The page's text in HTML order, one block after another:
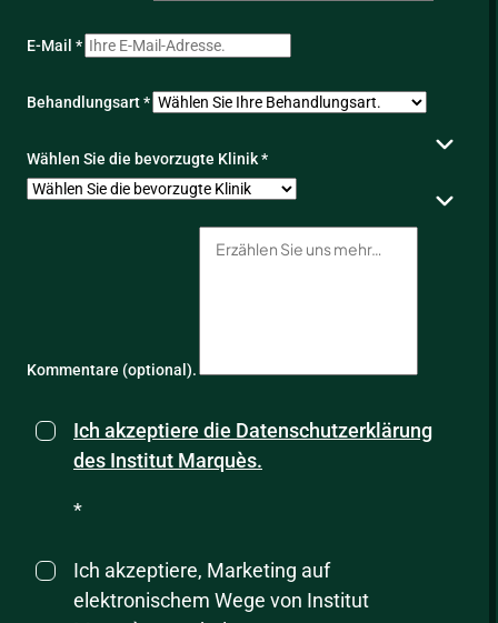
E-Mail *
Behandlungsart *
Wählen Sie die bevorzugte Klinik *
Kommentare (optional).
Ich akzeptiere die Datenschutzerklärung
des Institut Marquès.
*
Ich akzeptiere, Marketing auf
elektronischem Wege von Institut